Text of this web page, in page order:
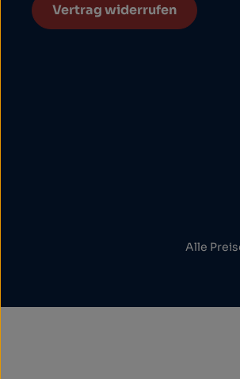
Vertrag widerrufen
Alle